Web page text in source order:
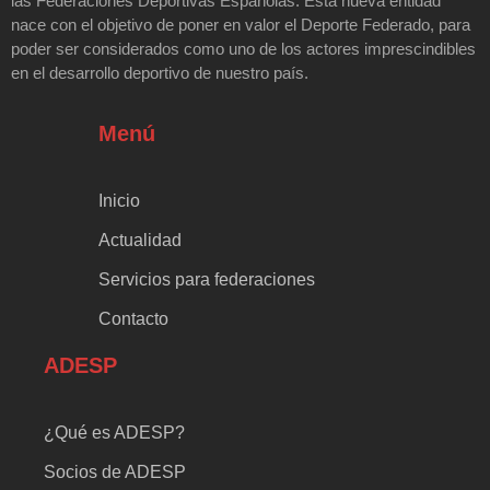
nace con el objetivo de poner en valor el Deporte Federado, para
poder ser considerados como uno de los actores imprescindibles
en el desarrollo deportivo de nuestro país.
Menú
Inicio
Actualidad
Servicios para federaciones
Contacto
ADESP
¿Qué es ADESP?
Socios de ADESP